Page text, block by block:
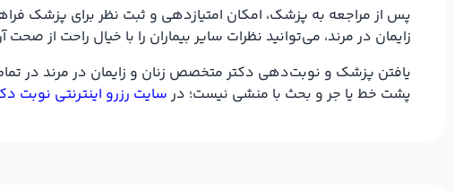
پس از مراجعه به پزشک، امکان امتیازدهی و ثبت نظر برای پزشک
زایمان در مرند، می‌توانید نظرات سایر بیماران را با خیال راحت از
یافتن پزشک و نوبت‌دهی دکتر متخصص زنان و زایمان در مرند در
پشت خط یا جر و بحث با منشی نیست؛ درسایت رزرو اینترنتی نوبت